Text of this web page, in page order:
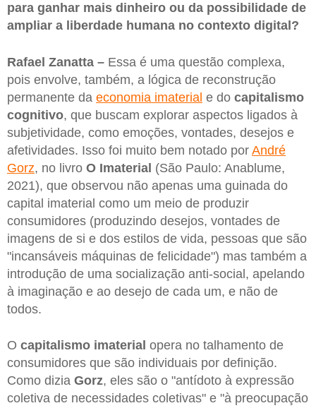
para ganhar mais dinheiro ou da possibilidade de
ampliar a liberdade humana no contexto digital?
Rafael Zanatta – Essa é uma questão complexa,
pois envolve, também, a lógica de reconstrução
permanente da economia imaterial e do capitalismo
cognitivo, que buscam explorar aspectos ligados à
subjetividade, como emoções, vontades, desejos e
afetividades. Isso foi muito bem notado por André
Gorz, no livro O Imaterial (São Paulo: Anablume,
2021), que observou não apenas uma guinada do
capital imaterial como um meio de produzir
consumidores (produzindo desejos, vontades de
imagens de si e dos estilos de vida, pessoas que são
"incansáveis máquinas de felicidade") mas também a
introdução de uma socialização anti-social, apelando
à imaginação e ao desejo de cada um, e não de
todos.
O capitalismo imaterial opera no talhamento de
consumidores que são individuais por definição.
Como dizia Gorz, eles são o "antídoto à expressão
coletiva de necessidades coletivas" e "à preocupação